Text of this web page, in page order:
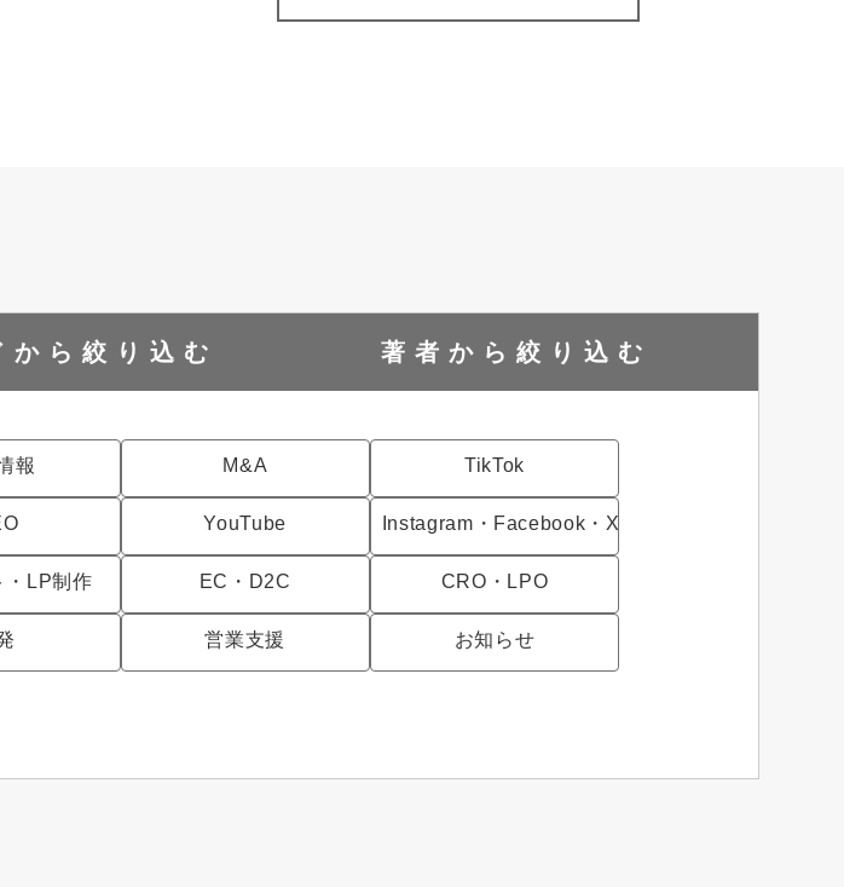
から 絞り込む 著者から 絞り込む
報 M&A TikTok
YouTube Instagram・Facebook・X
・LP制作 EC・D2C CRO・LPO
営業支援 お知らせ